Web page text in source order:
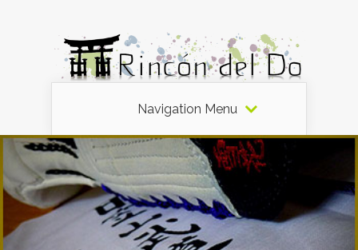
Navigation Menu